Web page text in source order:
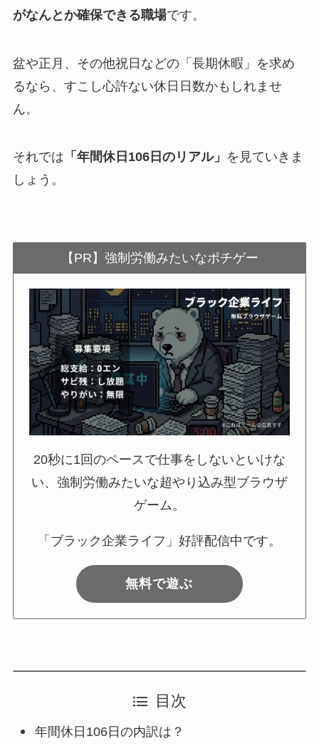
がなんとか確保できる職場です。
盆や正月、その他祝日などの「長期休暇」を求め
るなら、すこし心許ない休日日数かもしれませ
ん。
それでは 「年間休日106日のリアル」 を見ていきま
しょう。
【PR】強制労働みたいなポチゲー
20秒に1回のペースで仕事をしないといけな
い、強制労働みたいな超やり込み型ブラウザ
ゲーム。
「ブラック企業ライフ」好評配信中です。
無料で遊ぶ
目次
年間休日106日の内訳は？